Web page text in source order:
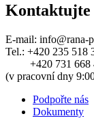
Kontaktujte
E-mail: info@rana-
Tel.: +420 235 518
+420 731 668
(v pracovní dny
Podpořte nás
Dokumenty